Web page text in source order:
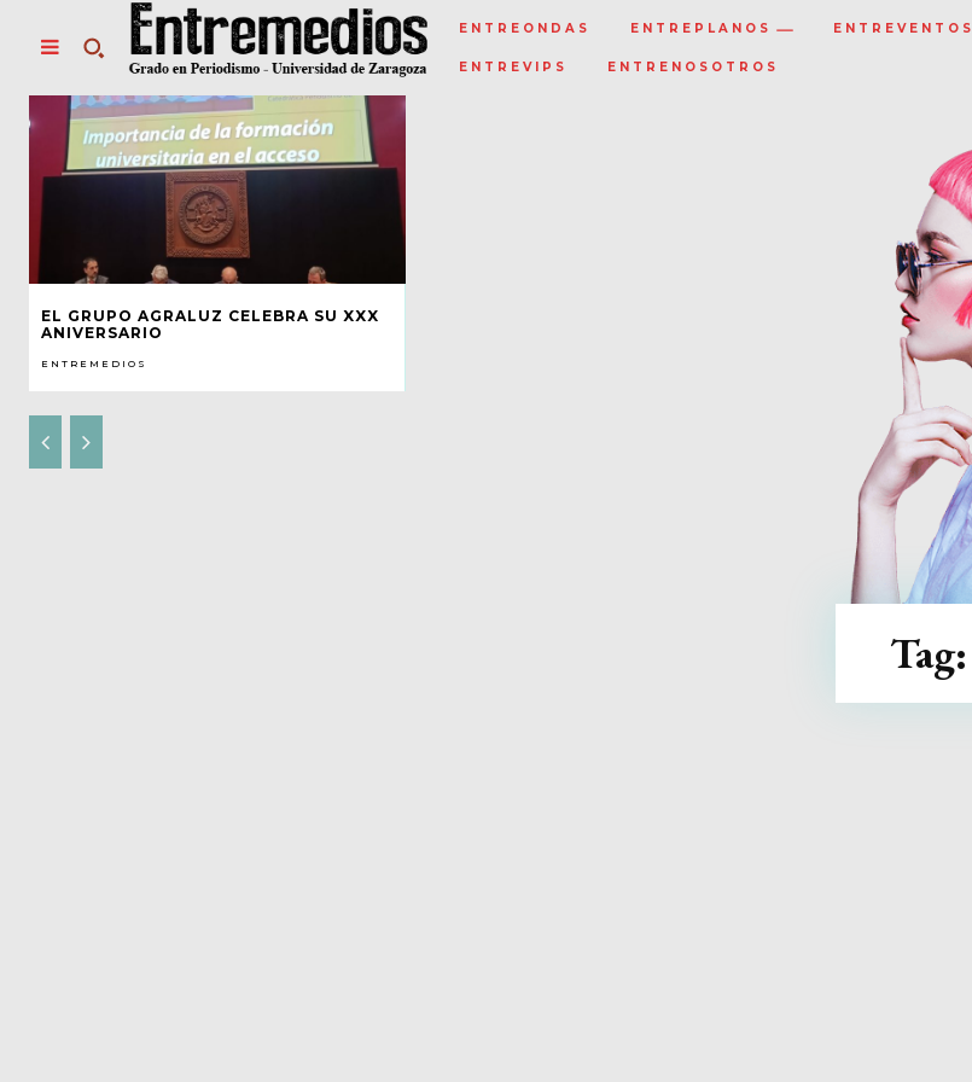
ENTREONDAS ENTREPLANOS ENTREVENTOS
ENTREVIPS ENTRENOSOTROS
EL GRUPO AGRALUZ CELEBRA SU XXX
ANIVERSARIO
ENTREMEDIOS
Tag: